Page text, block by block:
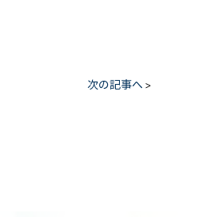
次の記事へ >